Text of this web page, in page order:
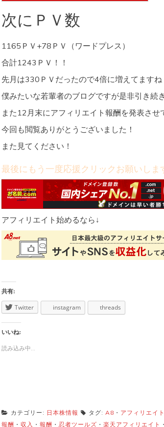
次にＰＶ数
1165ＰＶ+78ＰＶ（ワードプレス）
合計1243ＰＶ！！
先月は330ＰＶだったので4倍に増えてますね
僕みたいな若輩者のブログですが是非引き続
また12月末にアフィリエイト報酬を発表させ
今回も閲覧ありがとうございました！
また見てください！
最後にもう一度応援クリックお願いしま
アフィリエイト始めるなら↓
共有:
Twitter instagram threads
いいね:
読み込み中...
カテゴリー: 日本株情報 タグ: A8 ・ アフィリエイト
報酬 ・ 収入 ・ 報酬 ・ 忍者ツールズ ・ 楽天アフィリエイト ・